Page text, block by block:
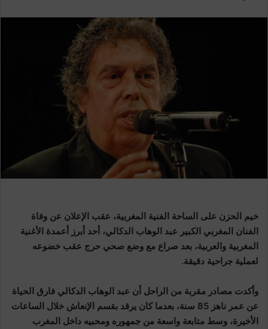
خيم الحزن على الساحة الفنية المغربية، عقب الإعلان عن وفاة
الفنان المغربي الكبير عبد الوهاب الدكالي، أحد أبرز أعمدة الأغنية
المغربية والعربية، بعد صراع مع وضع صحي حرج عقب خضوعه
لعملية جراحية دقيقة.
وأكدت مصادر مقربة من الراحل أن عبد الوهاب الدكالي فارق الحياة
عن عمر ناهز 85 سنة، بعدما كان يرقد بقسم الإنعاش خلال الساعات
الأخيرة، وسط متابعة واسعة من جمهوره ومحبيه داخل المغرب